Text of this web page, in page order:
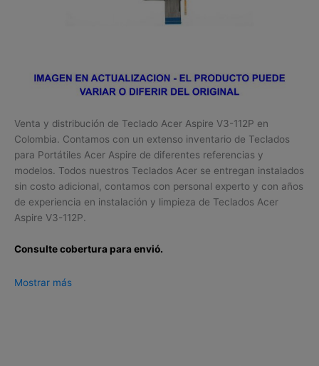
Venta y distribución de Teclado Acer Aspire V3-112P en
Colombia. Contamos con un extenso inventario de Teclados
para Portátiles Acer Aspire de diferentes referencias y
modelos. Todos nuestros Teclados Acer se entregan instalados
sin costo adicional, contamos con personal experto y con años
de experiencia en instalación y limpieza de Teclados Acer
Aspire V3-112P.
Consulte cobertura para envió.
Leticia, Medellín, Arauca, Barranquilla, Cartagena, Tunja,
Mostrar más